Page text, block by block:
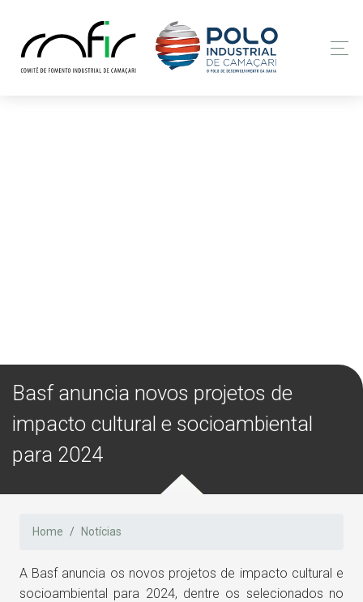
Basf anuncia novos projetos de
impacto cultural e socioambiental
para 2024
Home Notícias
A Basf anuncia os novos projetos de impacto cultural e
socioambiental para 2024, dentre os selecionados no